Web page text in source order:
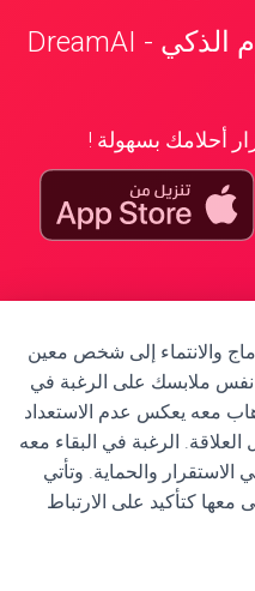
📱 تطبيق تفسير الأحلام الذكي - DreamAI
أحلامك بسهولة !
والانتماء إلى شخص معين
نفس ملابسك على الرغبة في
معه يعكس عدم الاستعداد
الرغبة في البقاء معه
والحماية. وتأتي
معها كتأكيد على الارتباط